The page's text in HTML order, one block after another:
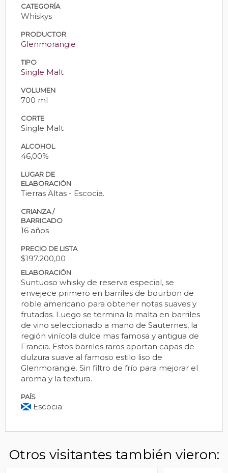
CATEGORÍA
Whiskys
PRODUCTOR
Glenmorangie
TIPO
Single Malt
VOLUMEN
700 ml
CORTE
Single Malt
ALCOHOL
46,00%
LUGAR DE
ELABORACIÓN
Tierras Altas - Escocia.
CRIANZA /
BARRICADO
16 años
PRECIO DE LISTA
$197.200,00
ELABORACIÓN
Suntuoso whisky de reserva especial, se
envejece primero en barriles de bourbon de
roble americano para obtener notas suaves y
frutadas. Luego se termina la malta en barriles
de vino seleccionado a mano de Sauternes, la
región vinícola dulce mas famosa y antigua de
Francia. Estos barriles raros aportan capas de
dulzura suave al famoso estilo liso de
Glenmorangie. Sin filtro de frío para mejorar el
aroma y la textura.
PAÍS
Escocia
Otros visitantes también vieron: